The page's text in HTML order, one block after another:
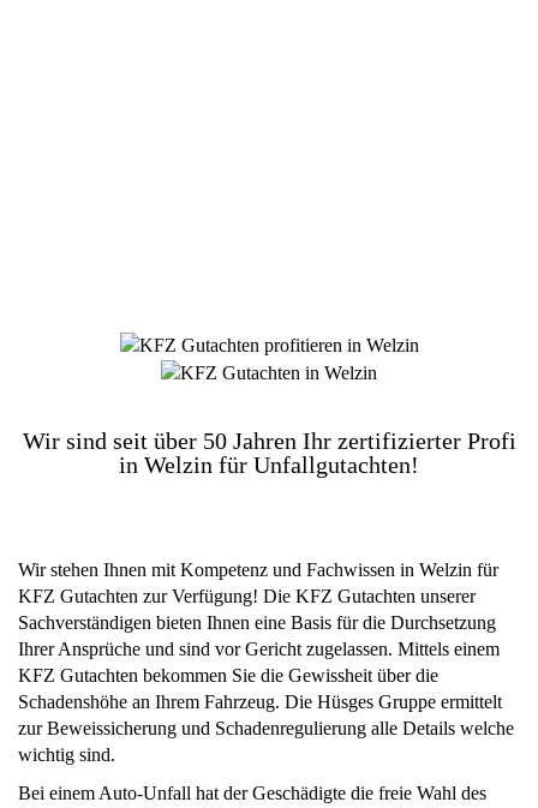
Wir sind seit über 50 Jahren Ihr zertifizierter Profi
in Welzin für Unfallgutachten!
Wir stehen Ihnen mit Kompetenz und Fachwissen in Welzin für
KFZ Gutachten zur Verfügung! Die KFZ Gutachten unserer
Sachverständigen bieten Ihnen eine Basis für die Durchsetzung
Ihrer Ansprüche und sind vor Gericht zugelassen. Mittels einem
KFZ Gutachten bekommen Sie die Gewissheit über die
Schadenshöhe an Ihrem Fahrzeug. Die Hüsges Gruppe ermittelt
zur Beweissicherung und Schadenregulierung alle Details welche
wichtig sind.
Bei einem Auto-Unfall hat der Geschädigte die freie Wahl des